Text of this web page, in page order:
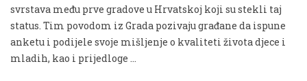
svrstava među prve gradove u Hrvatskoj koji su stekli taj
status. Tim povodom iz Grada pozivaju građane da ispune
anketu i podijele svoje mišljenje o kvaliteti života djece i
mladih, kao i prijedloge …